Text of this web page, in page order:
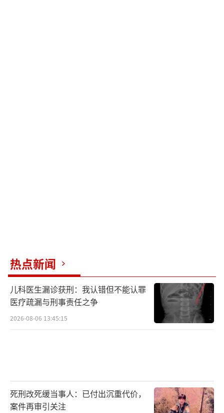
热点新闻
儿科医生漏诊获刑：我认错但不能认罪
医疗疏漏与刑事责任之争
2026-08-06 13:45:15
死刑改死缓当事人：已付出沉重代价，
案件再审引关注